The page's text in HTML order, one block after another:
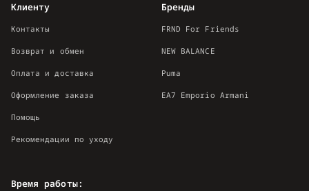
Клиенту
Контакты
Возврат и обмен
Оплата и доставка
Оформление заказа
Помощь
Рекомендации по уходу
Бренды
FRND For Friends
NEW BALANCE
Puma
EA7 Emporio Armani
Время работы: